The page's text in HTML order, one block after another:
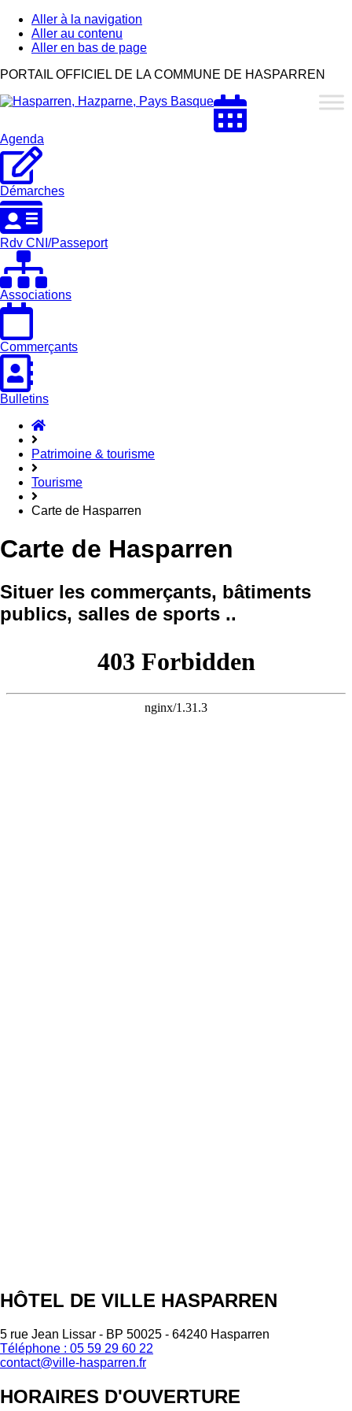
Aller à la navigation
Aller au contenu
Aller en bas de page
Hasparren,
Pays
PORTAIL OFFICIEL DE LA COMMUNE DE HASPARREN
Agenda
Démarches
Rdv CNI/Passeport
Associations
Commerçants
Bulletins
Accueil
Patrimoine & tourisme
Tourisme
Carte de Hasparren
Carte de Hasparren
Situer les commerçants, bâtiments
publics, salles de sports ..
HÔTEL DE VILLE HASPARREN
5 rue Jean Lissar - BP 50025 - 64240 Hasparren
Téléphone : 05 59 29 60 22
contact@ville-hasparren.fr
HORAIRES D'OUVERTURE